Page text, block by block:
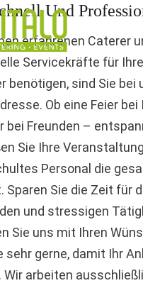
Und
erfahrenen Caterer
Servicekräfte für
benötigen, sind Sie bei
Ob eine Feier bei
bei Freunden –
Sie Ihre
Personal die
Sparen Sie die Zeit für
und stressigen
Sie uns mit Ihren
sehr gerne, damit Ihr
Wir arbeiten